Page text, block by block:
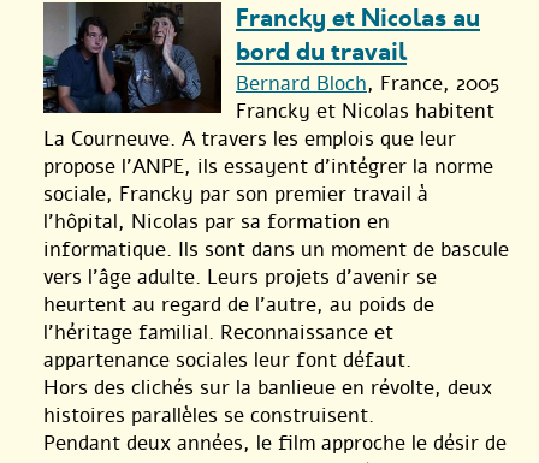
Francky et Nicolas au
bord du travail
Bernard Bloch, France, 2005
Francky et Nicolas habitent
La Courneuve. A travers les emplois que leur
propose l’ANPE, ils essayent d’intégrer la norme
sociale, Francky par son premier travail à
l’hôpital, Nicolas par sa formation en
informatique. Ils sont dans un moment de bascule
vers l’âge adulte. Leurs projets d’avenir se
heurtent au regard de l’autre, au poids de
l’héritage familial. Reconnaissance et
appartenance sociales leur font défaut.
Hors des clichés sur la banlieue en révolte, deux
histoires parallèles se construisent.
Pendant deux années, le film approche le désir de